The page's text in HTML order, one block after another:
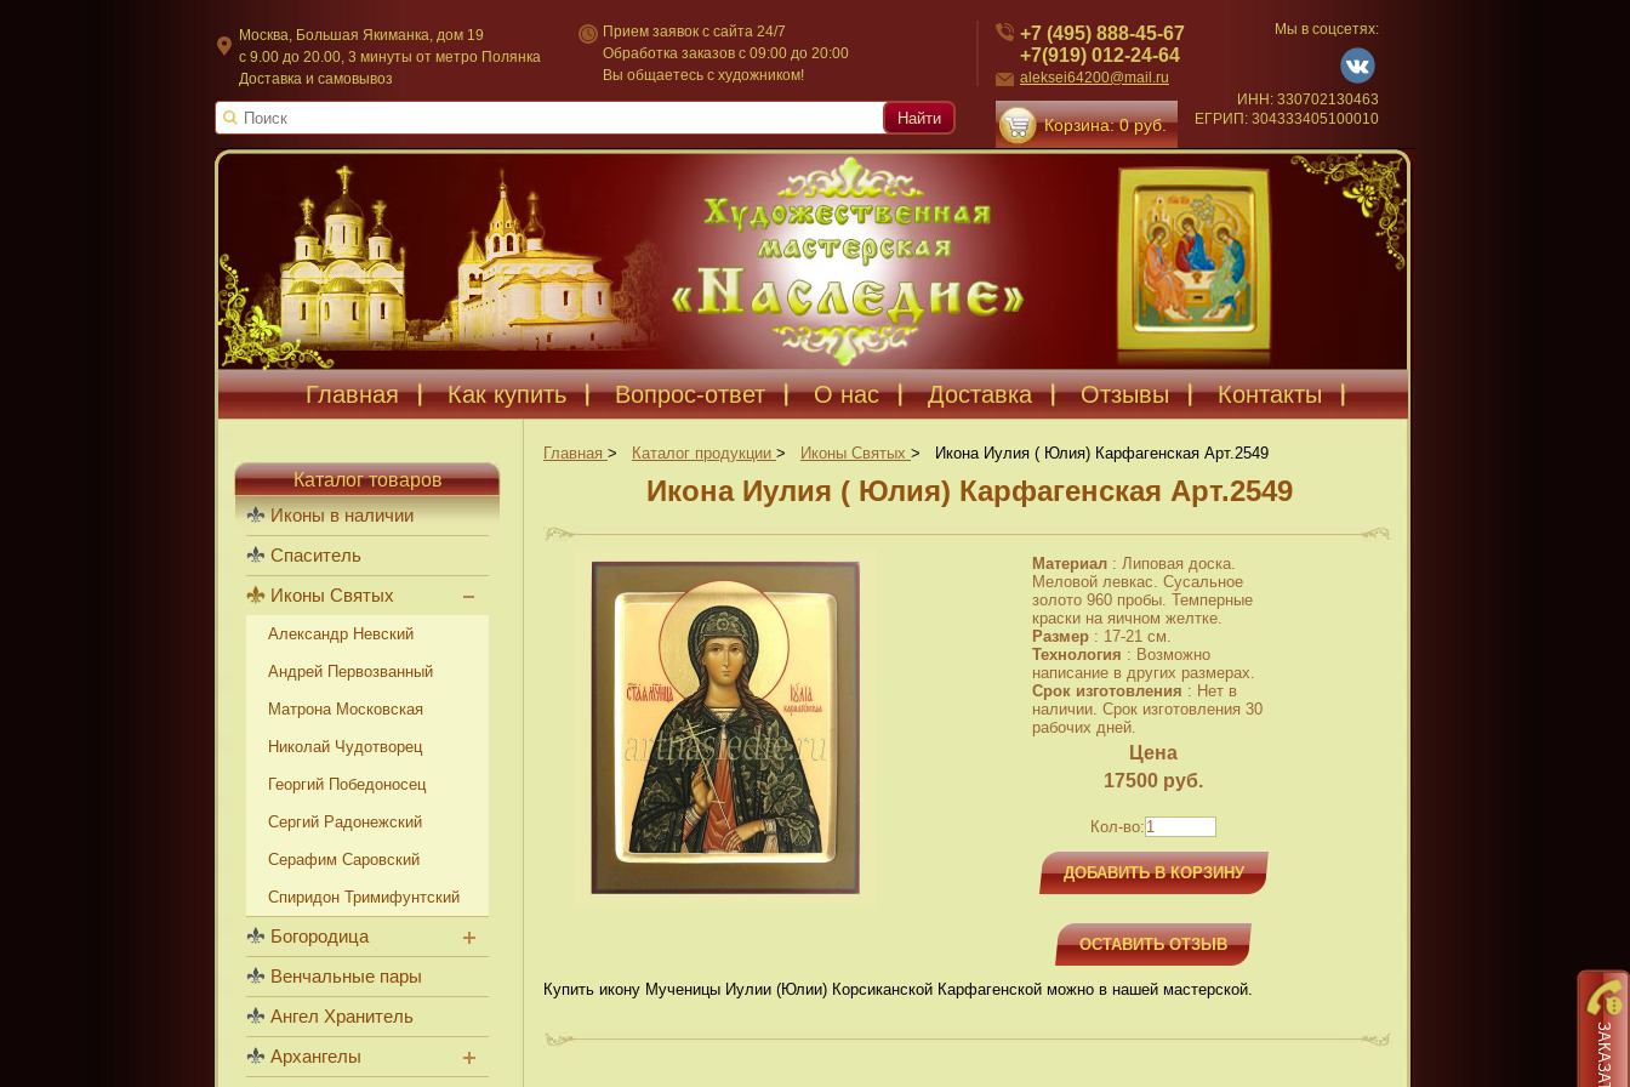
Москва, Большая Якиманка, дом 19
c 9.00 до 20.00, 3 минуты от метро Полянка
Доставка и самовывоз
Прием заявок с сайта 24/7
Обработка заказов с 09:00 до 20:00
Вы общаетесь с художником!
+7 (495) 888-45-67
+7(919) 012-24-64
aleksei64200@mail.ru
Корзина: 0 руб.
Мы в соцсетях:
ИНН: 330702130463
ЕГРИП: 304333405100010
Найти
Главная Как купить Вопрос-ответ О нас Доставка Отзывы Контакты
Главная > Каталог продукции > Иконы Святых > Икона Иулия ( Юлия) Карфагенская Арт.2549
Икона Иулия ( Юлия) Карфагенская Арт.2549
Материал : Липовая доска.
Меловой левкас. Сусальное
золото 960 пробы. Темперные
краски на яичном желтке.
Размер : 17-21 см.
Технология : Возможно
написание в других размерах.
Срок изготовления : Нет в
наличии. Срок изготовления 30
рабочих дней.
Цена
17500 руб.
Кол-во:
ДОБАВИТЬ В КОРЗИНУ
ОСТАВИТЬ ОТЗЫВ
Купить икону Мученицы Иулии (Юлии) Корсиканской Карфагенской можно в нашей мастерской.
Каталог товаров
Иконы в наличии
Спаситель
Иконы Святых
Александр Невский
Андрей Первозванный
Матрона Московская
Николай Чудотворец
Георгий Победоносец
Сергий Радонежский
Серафим Саровский
Спиридон Тримифунтский
Богородица
Венчальные пары
Ангел Хранитель
Архангелы